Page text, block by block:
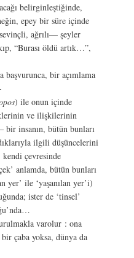
belirginleştiğinde,
epey bir süre içinde
ağrılı— şeyler
“Burası öldü artık…”,
başvurunca, bir açımlama
) ile onun içinde
ve ilişkilerinin
insanın, bütün bunları
ilgili düşüncelerini
çevresinde
anlamda, bütün bunları
yer’ ile ‘yaşanılan yer’i)
ister de ‘tinsel’
varolur : ona
çaba yoksa, dünya da